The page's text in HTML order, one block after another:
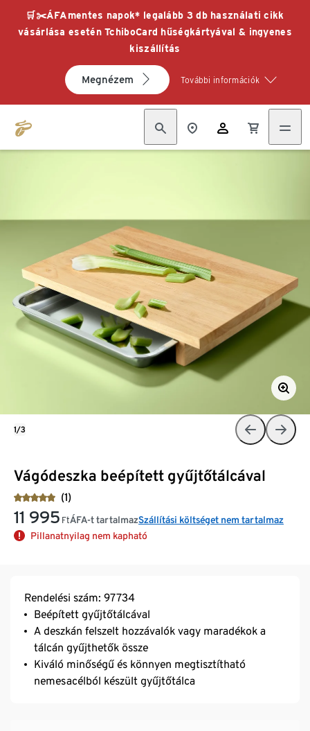
🛒✂️ÁFAmentes napok* legalább 3 db használati cikk
vásárlása esetén TchiboCard hűségkártyával & ingyenes
kiszállítás
Megnézem További információk
Vágódeszka beépített gyűjtőtálcával
(1)
11 995 FtÁFA-t tartalmazSzállítási költséget nem tartalmaz
Pillanatnyilag nem kapható
1/3
Rendelési szám: 97734
Beépített gyűjtőtálcával
A deszkán felszelt hozzávalók vagy maradékok a
tálcán gyűjthetők össze
Kiváló minőségű és könnyen megtisztítható
nemesacélból készült gyűjtőtálca